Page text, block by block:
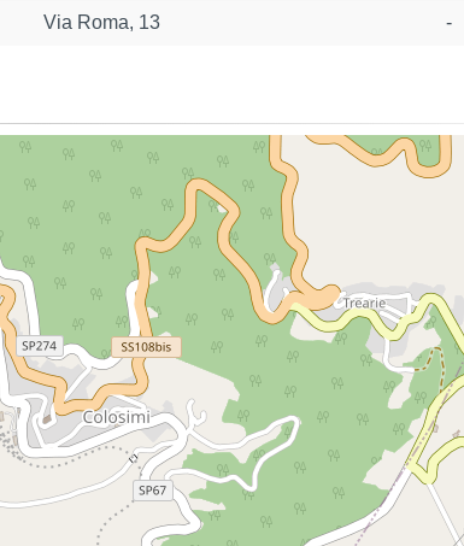
Via Roma, 13 -